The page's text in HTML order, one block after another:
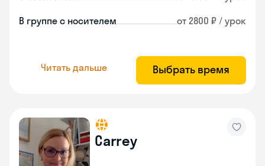
В группе с носителем от 2800 ₽ / урок
Читать дальше Выбрать время
Carrey